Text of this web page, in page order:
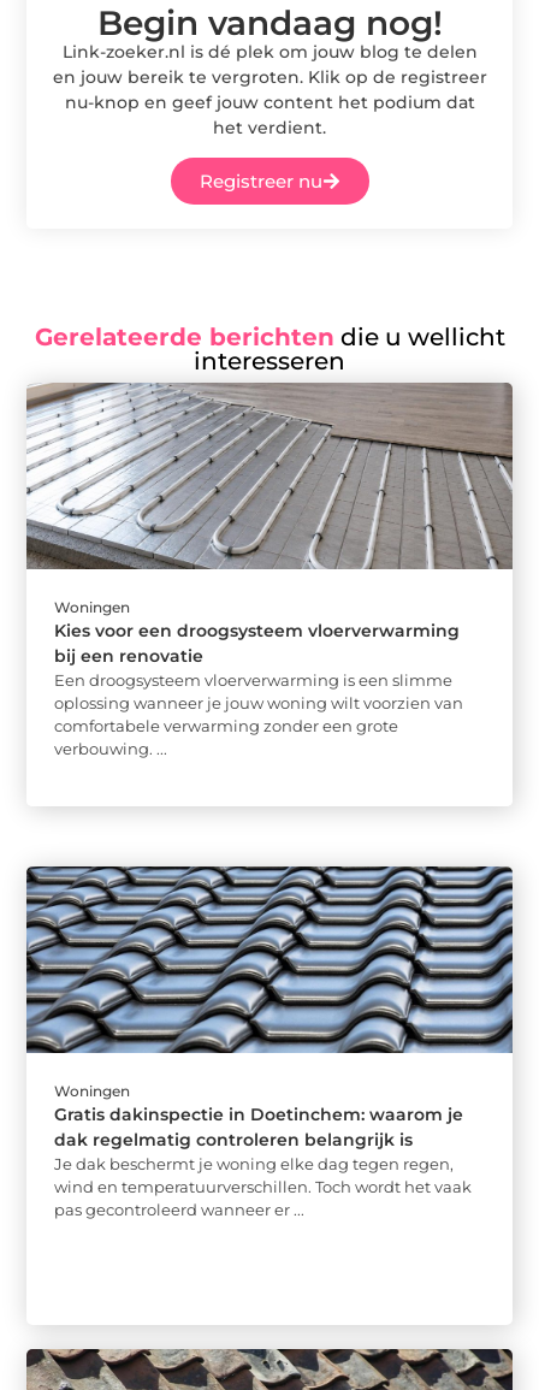
Begin vandaag nog!
Link-zoeker.nl is dé plek om jouw blog te delen
en jouw bereik te vergroten. Klik op de registreer
nu-knop en geef jouw content het podium dat
het verdient.
Registreer nu
Gerelateerde berichten die u wellicht
interesseren
Woningen
Kies voor een droogsysteem vloerverwarming
bij een renovatie
Een droogsysteem vloerverwarming is een slimme
oplossing wanneer je jouw woning wilt voorzien van
comfortabele verwarming zonder een grote
verbouwing. ...
Woningen
Gratis dakinspectie in Doetinchem: waarom je
dak regelmatig controleren belangrijk is
Je dak beschermt je woning elke dag tegen regen,
wind en temperatuurverschillen. Toch wordt het vaak
pas gecontroleerd wanneer er ...